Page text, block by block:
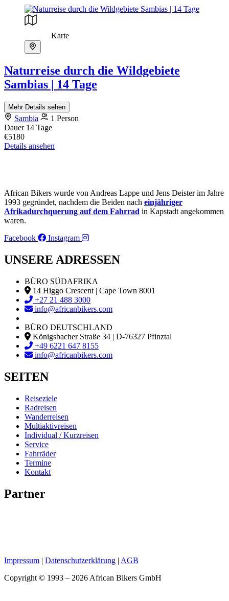
Karte
Naturreise durch die Wildgebiete
Sambias | 14 Tage
Mehr Details sehen
Sambia
1 Person
Dauer 14 Tage
€5180
Details ansehen
African Bikers wurde von Andreas Lappe und Jens Deister im Jahre
1993 gegründet, nachdem die Beiden nach einjähriger
Afrikadurchquerung auf dem Fahrrad in Kapstadt angekommen
waren.
Facebook
Instagram
UNSERE ADRESSEN
BÜRO SÜDAFRIKA
14 Higgo Crescent | Cape Town 8001
+27 21 488 3000
info@africanbikers.com
BÜRO DEUTSCHLAND
Königsbacher Straße 34 | D-76327 Pfinztal
+49 6221 647 8155
info@africanbikers.com
SEITEN
Reiseziele
Radreisen
Wanderreisen
Multiaktivreisen
Individual / Kurzreisen
Service
Fahrräder
Termine
Kontakt
Partner
Impressum | Datenschutzerklärung | AGB
Copyright © 1993 – 2026 African Bikers GmbH